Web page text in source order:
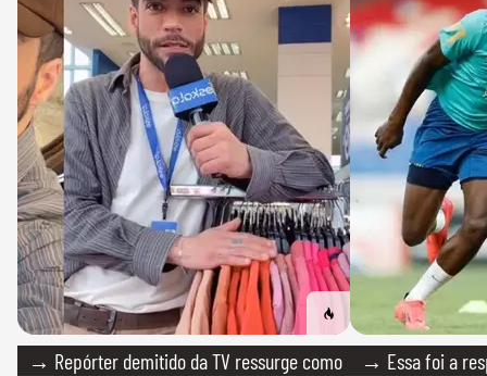
→ Repórter demitido da TV ressurge como
→ Essa foi a